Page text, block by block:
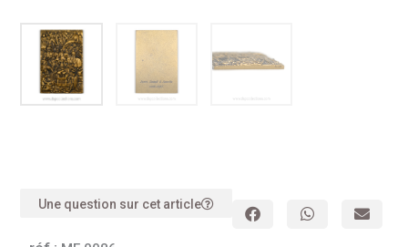
Une question sur cet article